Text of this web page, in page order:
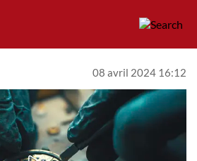
08 avril 2024 16:12